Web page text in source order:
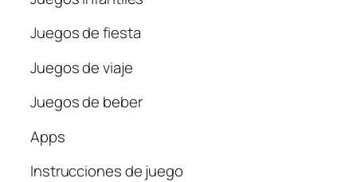
Juegos de fiesta
Juegos de viaje
Juegos de beber
Apps
Instrucciones de juego